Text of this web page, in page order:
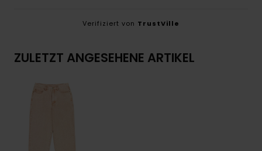
Verifiziert von TrustVille
ZULETZT ANGESEHENE ARTIKEL